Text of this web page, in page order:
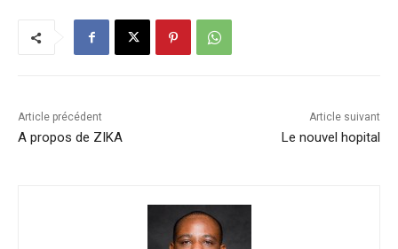
Article précédent
A propos de ZIKA
Article suivant
Le nouvel hopital